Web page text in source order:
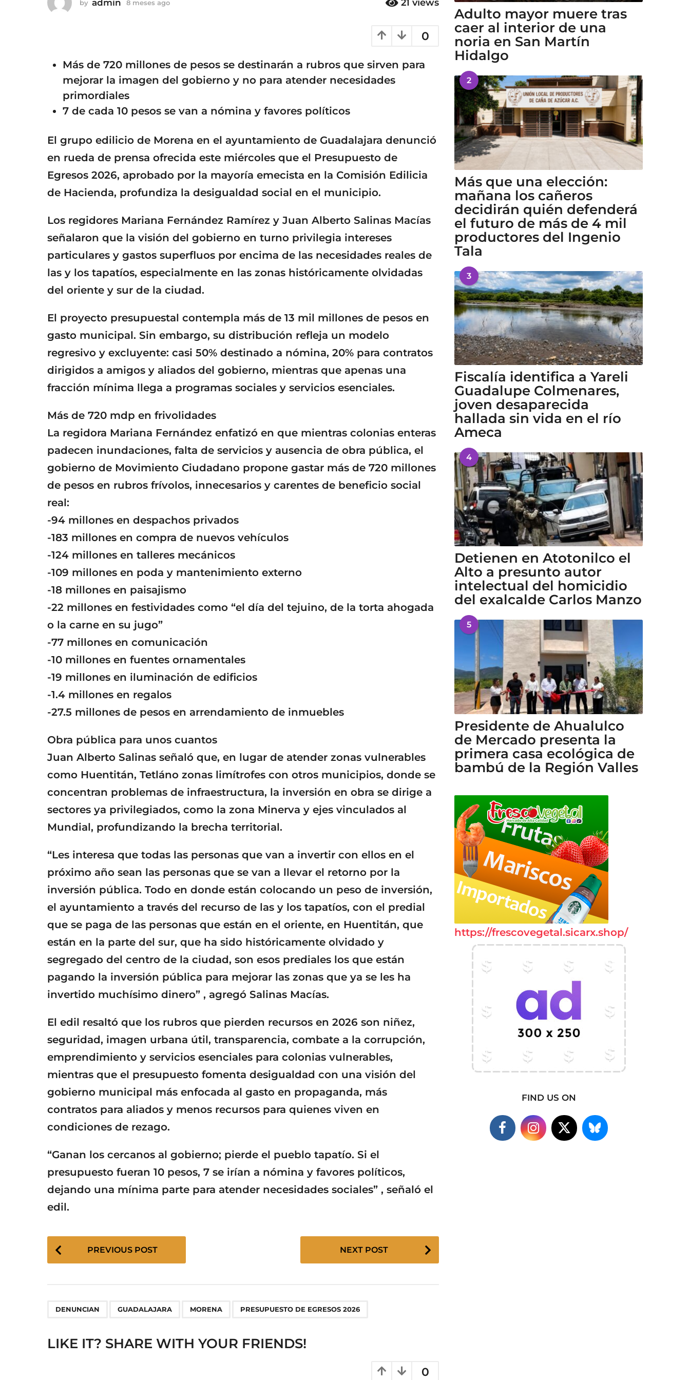
8
m
by admin 8 meses ago
o
21 views
0
Más de 720 millones de pesos se destinarán a rubros que sirven para
mejorar la imagen del gobierno y no para atender necesidades
primordiales
7 de cada 10 pesos se van a nómina y favores políticos
El grupo edilicio de Morena en el ayuntamiento de Guadalajara denunció
en rueda de prensa ofrecida este miércoles que el Presupuesto de
Egresos 2026, aprobado por la mayoría emecista en la Comisión Edilicia
de Hacienda, profundiza la desigualdad social en el municipio.
Los regidores Mariana Fernández Ramírez y Juan Alberto Salinas Macías
señalaron que la visión del gobierno en turno privilegia intereses
particulares y gastos superfluos por encima de las necesidades reales de
las y los tapatíos, especialmente en las zonas históricamente olvidadas
del oriente y sur de la ciudad.
El proyecto presupuestal contempla más de 13 mil millones de pesos en
gasto municipal. Sin embargo, su distribución refleja un modelo
regresivo y excluyente: casi 50% destinado a nómina, 20% para contratos
dirigidos a amigos y aliados del gobierno, mientras que apenas una
fracción mínima llega a programas sociales y servicios esenciales.
Más de 720 mdp en frivolidades
La regidora Mariana Fernández enfatizó en que mientras colonias enteras
padecen inundaciones, falta de servicios y ausencia de obra pública, el
gobierno de Movimiento Ciudadano propone gastar más de 720 millones
de pesos en rubros frívolos, innecesarios y carentes de beneficio social
real:
-94 millones en despachos privados
-183 millones en compra de nuevos vehículos
-124 millones en talleres mecánicos
-109 millones en poda y mantenimiento externo
-18 millones en paisajismo
-22 millones en festividades como “el día del tejuino, de la torta ahogada
o la carne en su jugo”
-77 millones en comunicación
-10 millones en fuentes ornamentales
-19 millones en iluminación de edificios
-1.4 millones en regalos
-27.5 millones de pesos en arrendamiento de inmuebles
Obra pública para unos cuantos
Juan Alberto Salinas señaló que, en lugar de atender zonas vulnerables
como Huentitán, Tetláno zonas limítrofes con otros municipios, donde se
concentran problemas de infraestructura, la inversión en obra se dirige a
sectores ya privilegiados, como la zona Minerva y ejes vinculados al
Mundial, profundizando la brecha territorial.
“Les interesa que todas las personas que van a invertir con ellos en el
próximo año sean las personas que se van a llevar el retorno por la
inversión pública. Todo en donde están colocando un peso de inversión,
el ayuntamiento a través del recurso de las y los tapatíos, con el predial
que se paga de las personas que están en el oriente, en Huentitán, que
están en la parte del sur, que ha sido históricamente olvidado y
segregado del centro de la ciudad, son esos prediales los que están
pagando la inversión pública para mejorar las zonas que ya se les ha
invertido muchísimo dinero” , agregó Salinas Macías.
El edil resaltó que los rubros que pierden recursos en 2026 son niñez,
seguridad, imagen urbana útil, transparencia, combate a la corrupción,
emprendimiento y servicios esenciales para colonias vulnerables,
mientras que el presupuesto fomenta desigualdad con una visión del
gobierno municipal más enfocada al gasto en propaganda, más
contratos para aliados y menos recursos para quienes viven en
condiciones de rezago.
“Ganan los cercanos al gobierno; pierde el pueblo tapatío. Si el
presupuesto fueran 10 pesos, 7 se irían a nómina y favores políticos,
dejando una mínima parte para atender necesidades sociales” , señaló el
edil.
P
i
n
PREVIOUS POST NEXT POST
DENUNCIAN GUADALAJARA MORENA PRESUPUESTO DE EGRESOS 2026
LIKE IT? SHARE WITH YOUR FRIENDS!
0
Adulto mayor muere tras
caer al interior de una
noria en San Martín
Hidalgo
2
Más que una elección:
mañana los cañeros
decidirán quién defenderá
el futuro de más de 4 mil
productores del Ingenio
Tala
3
Fiscalía identifica a Yareli
Guadalupe Colmenares,
joven desaparecida
hallada sin vida en el río
Ameca
4
Detienen en Atotonilco el
Alto a presunto autor
intelectual del homicidio
del exalcalde Carlos Manzo
5
Presidente de Ahualulco
de Mercado presenta la
primera casa ecológica de
bambú de la Región Valles
https://frescovegetal.sicarx.shop/
FIND US ON